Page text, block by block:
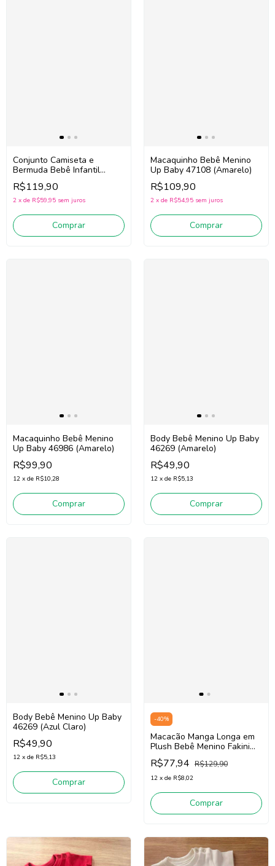
Conjunto Camiseta e
Bermuda Bebê Infantil
Menino Onda Marinha
1263027 (Off
White/Marrom)
R$119,90
2 x de R$59,95 sem juros
Comprar
Macaquinho Bebê Menino
Up Baby 47108 (Amarelo)
R$109,90
2 x de R$54,95 sem juros
Comprar
Macaquinho Bebê Menino
Up Baby 46986 (Amarelo)
R$99,90
12 x de R$10,28
Comprar
Body Bebê Menino Up Baby
46269 (Amarelo)
R$49,90
12 x de R$5,13
Comprar
Body Bebê Menino Up Baby
46269 (Azul Claro)
R$49,90
12 x de R$5,13
Comprar
-40%
Macacão Manga Longa em
Plush Bebê Menino Fakini
102401077 (Verde)
R$77,94 R$129,90
12 x de R$8,02
Comprar